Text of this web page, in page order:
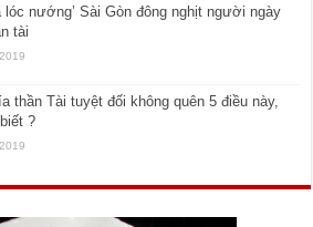
lóc nướng’ Sài Gòn đông nghịt người ngày
tài
thần Tài tuyệt đối không quên 5 điều này,
?